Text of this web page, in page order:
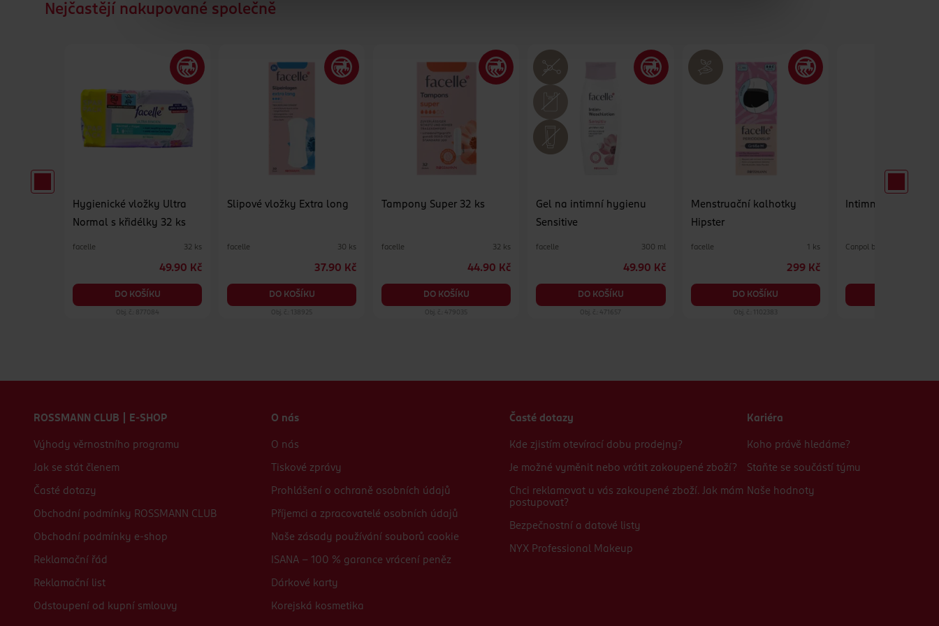
Nejčastějí nakupované společně
Hygienické vložky Ultra
Normal s křidélky 32 ks
facelle 32 ks
49.90 Kč
DO KOŠÍKU
Obj. č.: 877084
Slipové vložky Extra long
facelle 30 ks
37.90 Kč
DO KOŠÍKU
Obj. č.: 138925
Tampony Super 32 ks
facelle 32 ks
44.90 Kč
DO KOŠÍKU
Obj. č.: 479035
Gel na intimní hygienu
Sensitive
facelle 300 ml
49.90 Kč
DO KOŠÍKU
Obj. č.: 471657
Menstruační kalhotky
Hipster
facelle 1 ks
299 Kč
DO KOŠÍKU
Obj. č.: 1102383
Intimní sprcha
Canpol babies
ROSSMANN CLUB | E-SHOP
Výhody věrnostního programu
Jak se stát členem
Časté dotazy
Obchodní podmínky ROSSMANN CLUB
Obchodní podmínky e-shop
Reklamační řád
Reklamační list
Odstoupení od kupní smlouvy
O nás
O nás
Tiskové zprávy
Prohlášení o ochraně osobních údajů
Příjemci a zpracovatelé osobních údajů
Naše zásady používání souborů cookie
ISANA - 100 % garance vrácení peněz
Dárkové karty
Korejská kosmetika
Časté dotazy
Kde zjistím otevírací dobu prodejny?
Je možné vyměnit nebo vrátit zakoupené zboží?
Chci reklamovat u vás zakoupené zboží. Jak mám
postupovat?
Bezpečnostní a datové listy
NYX Professional Makeup
Kariéra
Koho právě hledáme?
Staňte se součástí týmu
Naše hodnoty